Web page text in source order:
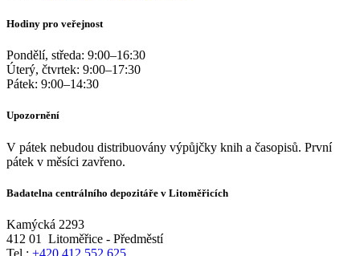
Hodiny pro veřejnost
Pondělí, středa: 9:00–16:30
Úterý, čtvrtek: 9:00–17:30
Pátek: 9:00–14:30
Upozornění
V pátek nebudou distribuovány výpůjčky knih a časopisů. První
pátek v měsíci zavřeno.
Badatelna centrálního depozitáře v Litoměřicích
Kamýcká 2293
412 01
Litoměřice - Předměstí
Tel.: +420 412 552 625